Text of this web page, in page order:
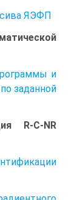
ЯЭФП
и
заданной
R-C-NR